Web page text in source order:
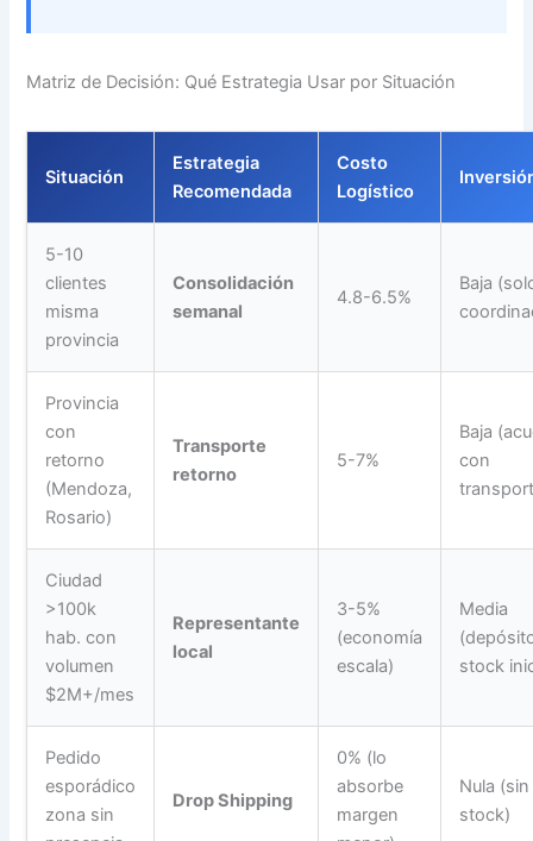
Matriz de Decisión: Qué Estrategia Usar por Situación
Situación
Estrategia
Recomendada
Costo
Logístico
5-10
clientes
misma
provincia
Consolidación
semanal
4.8-6.5%
Baja
Provincia
con
retorno
(Mendoza,
Rosario)
Transporte
retorno
5-7%
Baja
con
Ciudad
>100k
hab. con
volumen
$2M+/mes
Representante
local
3-5%
(economía
escala)
Media
stock
Pedido
esporádico
zona sin
Drop Shipping
0% (lo
absorbe
margen
Nula (sin
stock)